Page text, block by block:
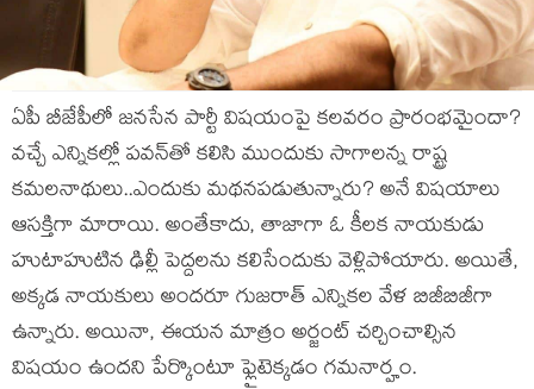
ఏపీ బీజేపీలో జ‌న‌సేన పార్టీ విష‌యంపై క‌ల‌వ‌రం ప్రారంభ‌మైందా?
వ‌చ్చే ఎన్నిక‌ల్లో ప‌వ‌న్‌తో క‌లిసి ముందుకు సాగాల‌న్న రాష్ట్ర
క‌మ‌ల‌నాథులు..ఎందుకు మ‌థ‌న‌ప‌డుతున్నారు? అనే విష‌యాలు
ఆస‌క్తిగా మారాయి. అంతేకాదు, తాజాగా ఓ కీల‌క నాయ‌కుడు
హుటాహుటిన ఢిల్లీ పెద్ద‌ల‌ను క‌లిసేందుకు వెళ్లిపోయారు. అయితే,
అక్క‌డ నాయ‌కులు అంద‌రూ గుజ‌రాత్ ఎన్నిక‌ల వేళ బిజీబిజీగా
ఉన్నారు. అయినా, ఈయ‌న మాత్రం అర్జంట్ చ‌ర్చించాల్సిన
విష‌యం ఉంద‌ని పేర్కొంటూ ఫ్లైటెక్క‌డం గ‌మ‌నార్హం.